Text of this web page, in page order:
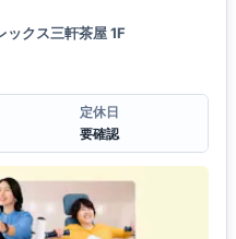
クス三軒茶屋 1F
定休日
要確認